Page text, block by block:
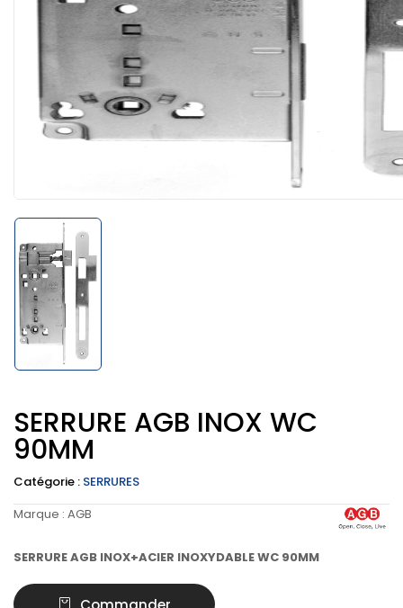
SERRURE AGB INOX WC
90MM
Catégorie : SERRURES
Marque : AGB
SERRURE AGB INOX+ACIER INOXYDABLE WC 90MM